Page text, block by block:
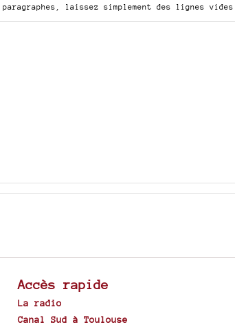
laissez simplement des lignes vides.
Accès rapide
La radio
Canal Sud à Toulouse